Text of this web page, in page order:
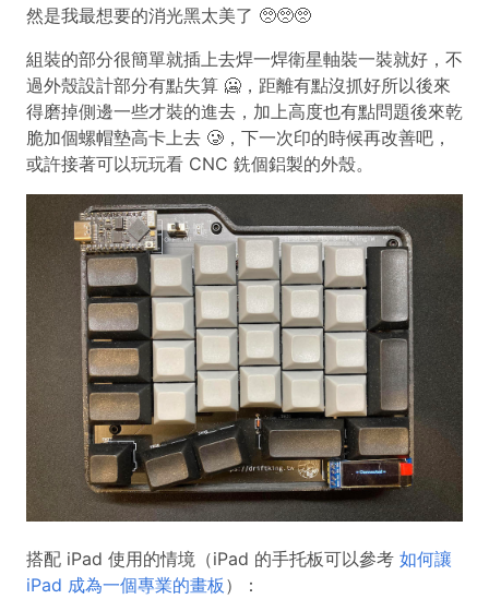
然是我最想要的消光黑太美了 🥺🥺🥺
組裝的部分很簡單就插上去焊一焊衛星軸裝一裝就好，不
過外殼設計部分有點失算 🥶，距離有點沒抓好所以後來
得磨掉側邊一些才裝的進去，加上高度也有點問題後來乾
脆加個螺帽墊高卡上去 🥲，下一次印的時候再改善吧，
或許接著可以玩玩看 CNC 銑個鋁製的外殼。
搭配 iPad 使用的情境（iPad 的手托板可以參考 如何讓
iPad 成為一個專業的畫板 ）：